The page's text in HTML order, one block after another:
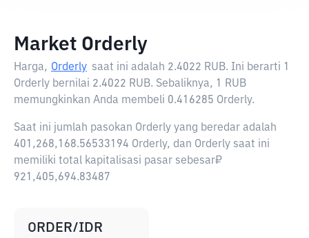
Market Orderly
Harga, Orderly saat ini adalah 2.4022 RUB. Ini berarti 1
Orderly bernilai 2.4022 RUB. Sebaliknya, 1 RUB
memungkinkan Anda membeli 0.416285 Orderly.
Saat ini jumlah pasokan Orderly yang beredar adalah
401,268,168.56533194 Orderly, dan Orderly saat ini
memiliki total kapitalisasi pasar sebesar₽
921,405,694.83487
ORDER/IDR